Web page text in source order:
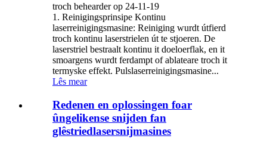
troch behearder op 24-11-19
1. Reinigingsprinsipe ‌Kontinu
laserreinigingsmasine‌: Reiniging wurdt útfierd
troch kontinu laserstrielen út te stjoeren. De
laserstriel bestraalt kontinu it doeloerflak, en it
smoargens wurdt ferdampt of ablateare troch it
termyske effekt. ‌Pulslaserreinigingsmasine...
Lês mear
Redenen en oplossingen foar
ûngelikense snijden fan
glêstriedlasersnijmasines